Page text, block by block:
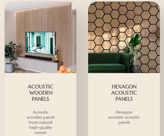
ACOUSTIC
WOODEN
PANELS
Acoustic
wooden panels
from natural
high-quality
veneer
HEXAGON
ACOUSTIC
PANELS
Hexagon
wooden acoustic
panels